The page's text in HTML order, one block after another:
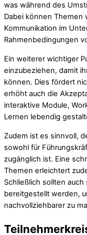
was während des
Dabei können Themen
Kommunikation im
Rahmenbedingungen
Ein weiterer wichtiger
einzubeziehen, damit
können. Dies fördert
erhöht auch die
interaktive Module,
Lernen lebendig
Zudem ist es sinnvoll,
sowohl für
zugänglich ist. Eine
Themen erleichtert
Schließlich sollten
bereitgestellt werden,
nachvollziehbarer zu